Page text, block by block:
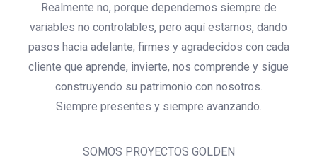
Realmente no, porque dependemos siempre de
variables no controlables, pero aquí estamos, dando
pasos hacia adelante, firmes y agradecidos con cada
cliente que aprende, invierte, nos comprende y sigue
construyendo su patrimonio con nosotros.
Siempre presentes y siempre avanzando.
SOMOS PROYECTOS GOLDEN